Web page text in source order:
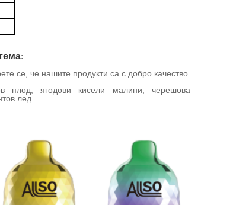
:
се, че нашите продукти са с добро качество
плод, ягодови кисели малини, черешова
лед.